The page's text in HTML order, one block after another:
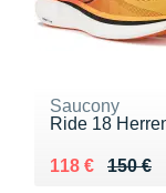
Saucony
Ride 18
150 €
Au lieu de 150
118 €
Vendu 118 €